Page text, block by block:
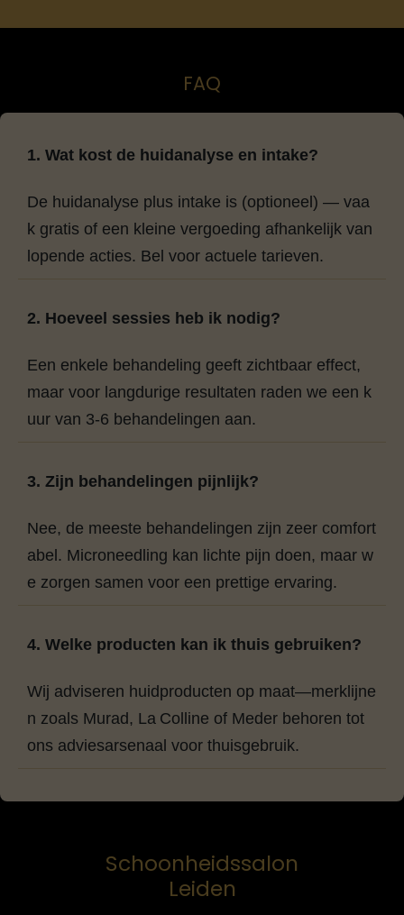
FAQ
1. Wat kost de huidanalyse en intake?
De huidanalyse plus intake is (optioneel) — vaa
k gratis of een kleine vergoeding afhankelijk van
lopende acties. Bel voor actuele tarieven.
2. Hoeveel sessies heb ik nodig?
Een enkele behandeling geeft zichtbaar effect,
maar voor langdurige resultaten raden we een k
uur van 3‑6 behandelingen aan.
3. Zijn behandelingen pijnlijk?
Nee, de meeste behandelingen zijn zeer comfort
abel. Microneedling kan lichte pijn doen, maar w
e zorgen samen voor een prettige ervaring.
4. Welke producten kan ik thuis gebruiken?
Wij adviseren huidproducten op maat—merklijne
n zoals Murad, La Colline of Meder behoren tot
ons adviesarsenaal voor thuisgebruik.
Schoonheidssalon
Leiden